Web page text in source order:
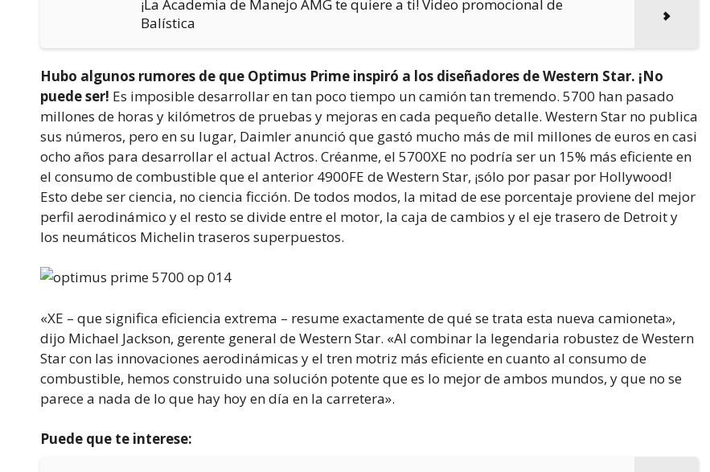
¡La Academia de Manejo AMG te quiere a ti! Video promocional de
Balística
Hubo algunos rumores de que Optimus Prime inspiró a los diseñadores de Western Star. ¡No
puede ser! Es imposible desarrollar en tan poco tiempo un camión tan tremendo. 5700 han pasado
millones de horas y kilómetros de pruebas y mejoras en cada pequeño detalle. Western Star no publica
sus números, pero en su lugar, Daimler anunció que gastó mucho más de mil millones de euros en casi
ocho años para desarrollar el actual Actros. Créanme, el 5700XE no podría ser un 15% más eficiente en
el consumo de combustible que el anterior 4900FE de Western Star, ¡sólo por pasar por Hollywood!
Esto debe ser ciencia, no ciencia ficción. De todos modos, la mitad de ese porcentaje proviene del mejor
perfil aerodinámico y el resto se divide entre el motor, la caja de cambios y el eje trasero de Detroit y
los neumáticos Michelin traseros superpuestos.
«XE – que significa eficiencia extrema – resume exactamente de qué se trata esta nueva camioneta»,
dijo Michael Jackson, gerente general de Western Star. «Al combinar la legendaria robustez de Western
Star con las innovaciones aerodinámicas y el tren motriz más eficiente en cuanto al consumo de
combustible, hemos construido una solución potente que es lo mejor de ambos mundos, y que no se
parece a nada de lo que hay hoy en día en la carretera».
Puede que te interese: